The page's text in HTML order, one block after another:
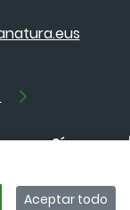
Síguenos
Aceptar todo